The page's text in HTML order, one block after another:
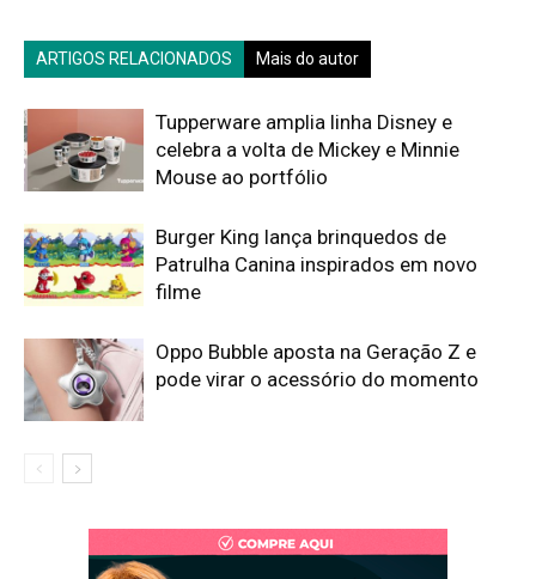
ARTIGOS RELACIONADOS Mais do autor
Tupperware amplia linha Disney e
celebra a volta de Mickey e Minnie
Mouse ao portfólio
Burger King lança brinquedos de
Patrulha Canina inspirados em novo
filme
Oppo Bubble aposta na Geração Z e
pode virar o acessório do momento